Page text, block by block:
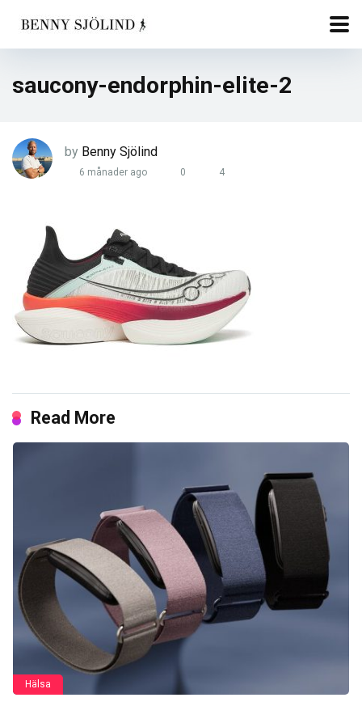
saucony-endorphin-elite-2
by Benny Sjölind
6 månader ago 0 4
Read More
Hälsa